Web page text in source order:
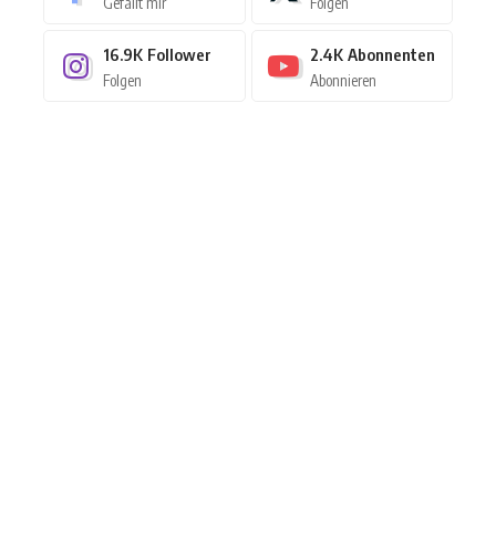
16.9K Follower
Folgen
2.4K Abonnenten
Abonnieren